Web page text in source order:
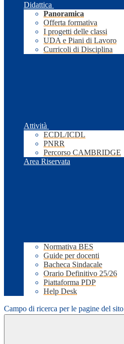
Didattica
Panoramica
Offerta formativa
I progetti delle classi
UDA e Piani di Lavoro
Curricoli di Disciplina
Attività
ECDL/ICDL
PNRR
Percorso CAMBRIDGE
Area Riservata
Normativa BES
Guide per docenti
Bacheca Sindacale
Orario Definitivo 25/26
Piattaforma PDP
Help Desk
Campo di ricerca per le pagine del sito